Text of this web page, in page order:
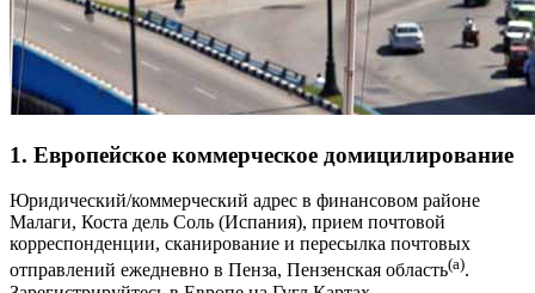
1. Европейское коммерческое домицилирование
Юридический/коммерческий адрес в финансовом районе
Малаги, Коста дель Соль (Испания), прием почтовой
корреспонденции, сканирование и пересылка почтовых
отправлений ежедневно в Пенза, Пензенская область(a).